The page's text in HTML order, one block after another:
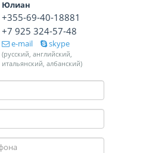
Юлиан
+355-69-40-18881
+7 925 324-57-48
e-mail skype
(русский, английский,
итальянский, албанский)